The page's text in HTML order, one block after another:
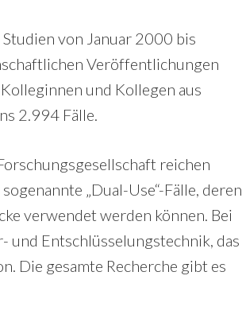
von Januar 2000 bis
Veröffentlichungen
und Kollegen aus
2.994 Fälle.
reichen
„Dual-Use“-Fälle, deren
verwendet werden können. Bei
und Entschlüsselungstechnik, das
Die gesamte Recherche gibt es